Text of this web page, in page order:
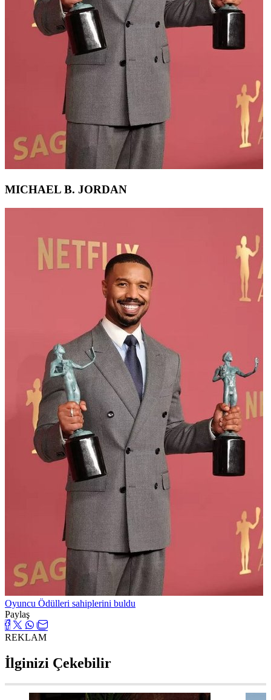
MICHAEL B. JORDAN
Oyuncu Ödülleri sahiplerini buldu
Paylaş
REKLAM
İlginizi Çekebilir